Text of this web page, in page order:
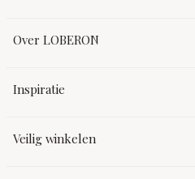
Over LOBERON
Inspiratie
Veilig winkelen